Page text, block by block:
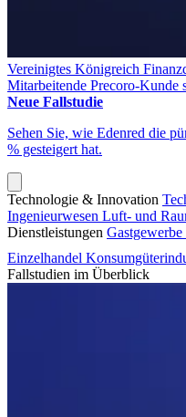
Vereinigtes Königreich
Mitarbeitende Precoro-Kunde
Neue Fallstudie
Sehen Sie, wie Edenred die
% gesteigert hat.
Technologie & Innovation
Ingenieurwesen Luft- und
Dienstleistungen Gastgewerbe
Einzelhandel
Fallstudien im Überblick